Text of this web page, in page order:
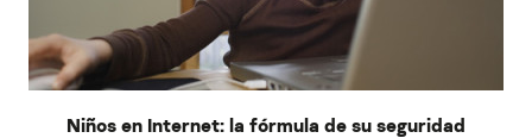
Niños en Internet: la fórmula de su seguridad